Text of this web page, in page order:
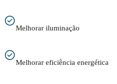
Melhorar iluminação
Melhorar eficiência energética